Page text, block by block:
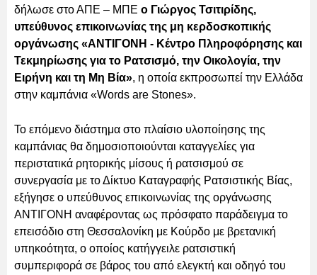
δήλωσε στο ΑΠΕ – ΜΠΕ ο Γιώργος Τσιτιρίδης,
υπεύθυνος επικοινωνίας της μη κερδοσκοπικής
οργάνωσης «ΑΝΤΙΓΟΝΗ - Κέντρο Πληροφόρησης και
Τεκμηρίωσης για το Ρατσισμό, την Οικολογία, την
Ειρήνη και τη Μη Βία», η οποία εκπροσωπεί την Ελλάδα
στην καμπάνια «Words are Stones».
Το επόμενο διάστημα στο πλαίσιο υλοποίησης της
καμπάνιας θα δημοσιοποιούνται καταγγελίες για
περιστατικά ρητορικής μίσους ή ρατσισμού σε
συνεργασία με το Δίκτυο Καταγραφής Ρατσιστικής Βίας,
εξήγησε ο υπεύθυνος επικοινωνίας της οργάνωσης
ΑΝΤΙΓΟΝΗ αναφέροντας ως πρόσφατο παράδειγμα το
επεισόδιο στη Θεσσαλονίκη με Κούρδο με βρετανική
υπηκοότητα, ο οποίος κατήγγειλε ρατσιστική
συμπεριφορά σε βάρος του από ελεγκτή και οδηγό του